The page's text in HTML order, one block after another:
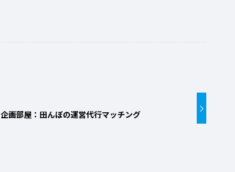
企画部屋：田んぼの運営代行マッチング